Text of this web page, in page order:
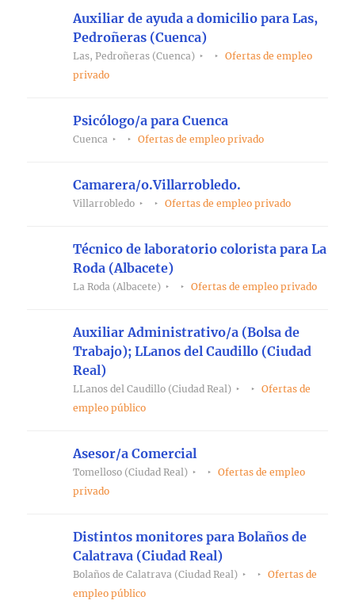
Auxiliar de ayuda a domicilio para Las,
Pedroñeras (Cuenca)
Las, Pedroñeras (Cuenca)
Ofertas de empleo
privado
Psicólogo/a para Cuenca
Cuenca Ofertas de empleo privado
Camarera/o.Villarrobledo.
Villarrobledo Ofertas de empleo privado
Técnico de laboratorio colorista para La
Roda (Albacete)
La Roda (Albacete) Ofertas de empleo privado
Auxiliar Administrativo/a (Bolsa de
Trabajo); LLanos del Caudillo (Ciudad
Real)
LLanos del Caudillo (Ciudad Real)
Ofertas de
empleo público
Asesor/a Comercial
Tomelloso (Ciudad Real)
Ofertas de empleo
privado
Distintos monitores para Bolaños de
Calatrava (Ciudad Real)
Bolaños de Calatrava (Ciudad Real)
Ofertas de
empleo público